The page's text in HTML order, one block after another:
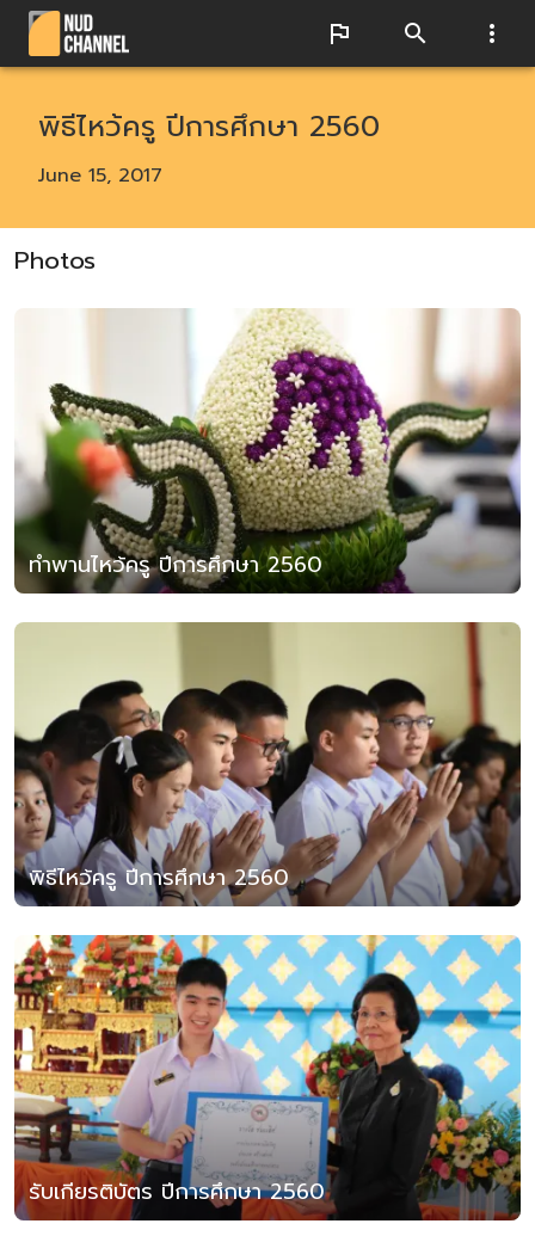
พิธีไหว้ครู ปีการศึกษา 2560
June 15, 2017
Photos
ทำพานไหว้ครู ปีการศึกษา 2560
พิธีไหว้ครู ปีการศึกษา 2560
รับเกียรติบัตร ปีการศึกษา 2560